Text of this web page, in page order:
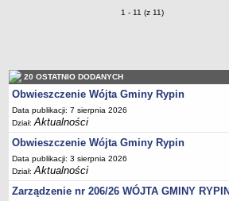
Wójt
Urząd gminy
Jednostki organizacyjne, GOPS, Instytucja
Jednostki pomocnicze - sołectwa
Plan pracy komisji rewizyjnej
Sesje Rady Gminy Rypin
PRAWO LOKALNE
Zmiany o pozycjach
1 - 11 (z 11)
20 OSTATNIO DODANYCH
Obwieszczenie Wójta Gminy Rypin
Data publikacji: 7 sierpnia 2026
Dział:Aktualności
Obwieszczenie Wójta Gminy Rypin
Data publikacji: 3 sierpnia 2026
Dział:Aktualności
Zarządzenie nr 206/26 WÓJTA GMINY RYPIN